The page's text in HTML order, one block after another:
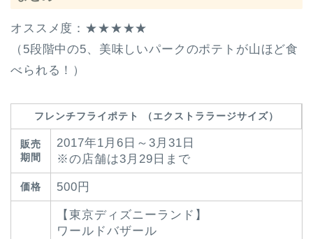
オススメ度：★★★★★
（5段階中の5、美味しいパークのポテトが山ほど食
べられる！）
フレンチフライポテト （エクストララージサイズ）
販売
期間
2017年1月6日～3月31日
※の店舗は3月29日まで
価格 500円
【東京ディズニーランド】
ワールドバザール